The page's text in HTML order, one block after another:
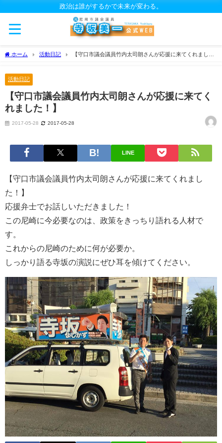
政治は誰がするかで未来が変わる。
ホーム 活動日記
【守口市議会議員竹内太司朗さんが応援に来てくれまし
活動日記
【守口市議会議員竹内太司朗さんが応援に来てく
れました！】
2017-05-28 2017-05-28
LINE
【守口市議会議員竹内太司朗さんが応援に来てくれまし
た！】
応援弁士でお話しいただきました！
この尼崎に今必要なのは、政策をきっちり語れる人材で
す。
これからの尼崎のために何が必要か。
しっかり語る寺坂の演説にぜひ耳を傾けてください。